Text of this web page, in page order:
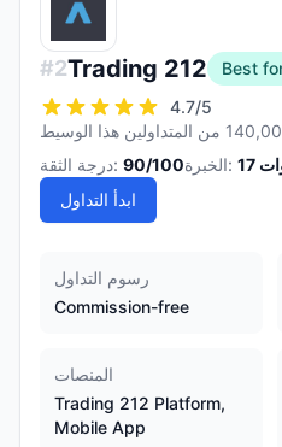
#2Trading 212
Best
4.7/5
درجة الثقة: 90/100 الخبرة: 17
ابدأ التداول
رسوم التداول
Commission-free
المنصات
Trading 212 Platform,
Mobile App